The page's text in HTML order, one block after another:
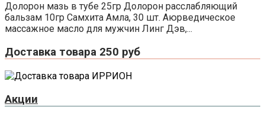
Долорон мазь в тубе 25гр Долорон расслабляющий
бальзам 10гр Самхита Амла, 30 шт. Аюрведическое
массажное масло для мужчин Линг Дэв,...
Доставка товара 250 руб
Акции